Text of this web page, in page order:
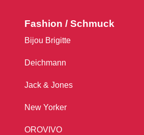
Fashion / Schmuck
Bijou Brigitte
Deichmann
Jack & Jones
New Yorker
OROVIVO